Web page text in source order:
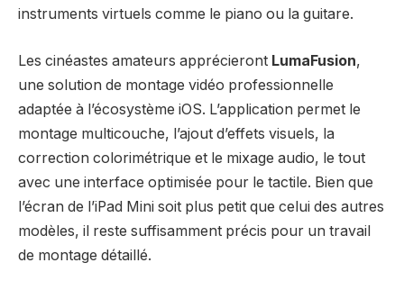
instruments virtuels comme le piano ou la guitare.
Les cinéastes amateurs apprécieront LumaFusion,
une solution de montage vidéo professionnelle
adaptée à l’écosystème iOS. L’application permet le
montage multicouche, l’ajout d’effets visuels, la
correction colorimétrique et le mixage audio, le tout
avec une interface optimisée pour le tactile. Bien que
l’écran de l’iPad Mini soit plus petit que celui des autres
modèles, il reste suffisamment précis pour un travail
de montage détaillé.